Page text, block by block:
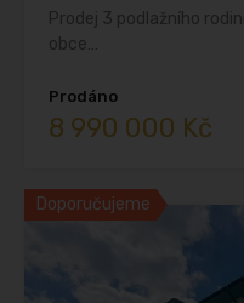
Prodej 3 podlažního
obce…
Prodáno
8 990 000 Kč
Doporučujeme